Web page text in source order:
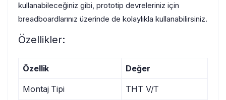
kullanabileceğiniz gibi, prototip devreleriniz için
breadboardlarınız üzerinde de kolaylıkla kullanabilirsiniz.
Özellikler:
Özellik Değer
Montaj Tipi THT V/T